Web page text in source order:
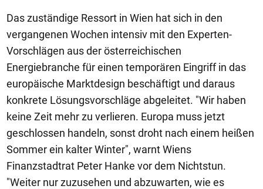
Das zuständige Ressort in Wien hat sich in den
vergangenen Wochen intensiv mit den Experten-
Vorschlägen aus der österreichischen
Energiebranche für einen temporären Eingriff in das
europäische Marktdesign beschäftigt und daraus
konkrete Lösungsvorschläge abgeleitet. "Wir haben
keine Zeit mehr zu verlieren. Europa muss jetzt
geschlossen handeln, sonst droht nach einem heißen
Sommer ein kalter Winter", warnt Wiens
Finanzstadtrat Peter Hanke vor dem Nichtstun.
"Weiter nur zuzusehen und abzuwarten, wie es